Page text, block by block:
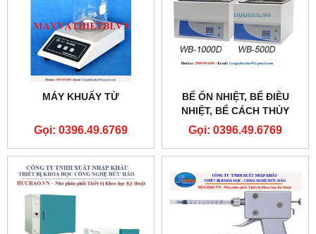
MÁY KHUẤY TỪ
Gọi: 0396.49.6769
BỂ ỔN NHIỆT, BỂ ĐIỀU
NHIỆT, BỂ CÁCH THỦY
Gọi: 0396.49.6769